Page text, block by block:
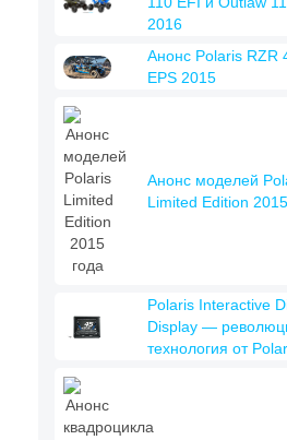
2016
Анонс Polaris RZR
EPS 2015
Анонс моделей
Limited Edition
Polaris Interactive
Display —
технология от